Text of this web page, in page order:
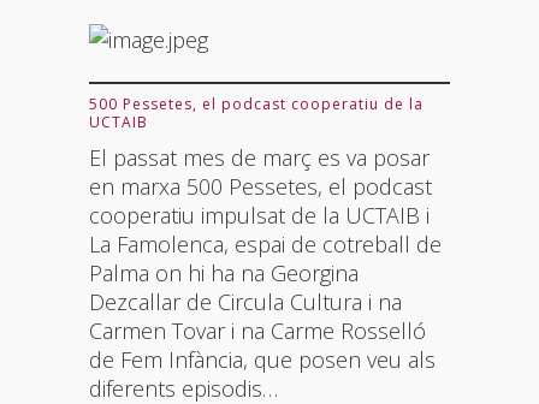
500 Pessetes, el podcast cooperatiu de la
UCTAIB
El passat mes de març es va posar
en marxa 500 Pessetes, el podcast
cooperatiu impulsat de la UCTAIB i
La Famolenca, espai de cotreball de
Palma on hi ha na Georgina
Dezcallar de Circula Cultura i na
Carmen Tovar i na Carme Rosselló
de Fem Infància, que posen veu als
diferents episodis…